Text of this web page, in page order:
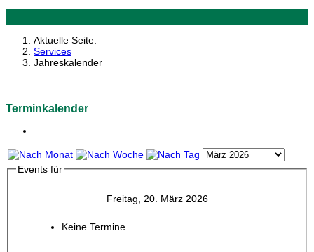
Aktuelle Seite:
Services
Jahreskalender
Terminkalender
Events für
Freitag, 20. März 2026
Keine Termine